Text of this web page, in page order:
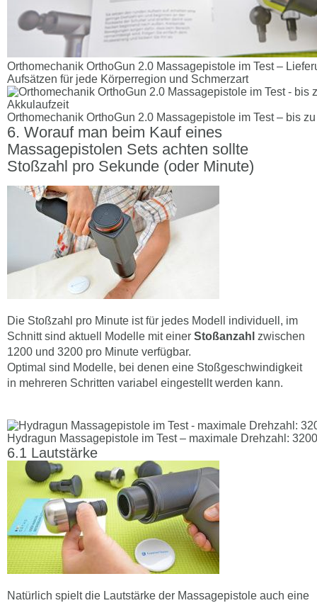
Orthomechanik OrthoGun 2.0 Massagepistole im Test –
Aufsätzen für jede Körperregion und Schmerzart
Orthomechanik OrthoGun 2.0 Massagepistole im Test – bis
Worauf man beim Kauf eines
Massagepistolen Sets achten sollte
Stoßzahl pro Sekunde (oder Minute)
Die Stoßzahl pro Minute ist für jedes Modell individuell, im
Schnitt sind aktuell Modelle mit einer Stoßanzahl zwischen
1200 und 3200 pro Minute verfügbar.
Optimal sind Modelle, bei denen eine Stoßgeschwindigkeit
in mehreren Schritten variabel eingestellt werden kann.
Hydragun Massagepistole im Test – maximale Drehzahl:
Lautstärke
Natürlich spielt die Lautstärke der Massagepistole auch eine